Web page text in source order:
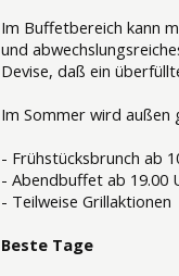
Im Buffetbereich kann
und
Devise, daß ein
Im Sommer wird außen
- Frühstücksbrunch ab
- Abendbuffet ab 19.00
- Teilweise Grillaktionen
Beste Tage